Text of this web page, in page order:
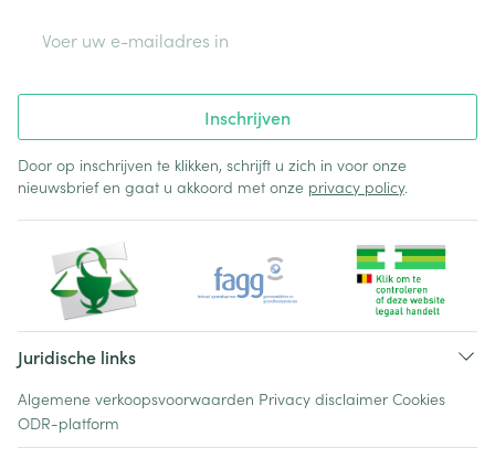
Inschrijven
Door op inschrijven te klikken, schrijft u zich in voor onze
nieuwsbrief en gaat u akkoord met onze privacy policy.
Juridische links
Algemene verkoopsvoorwaarden Privacy disclaimer Cookies
ODR-platform